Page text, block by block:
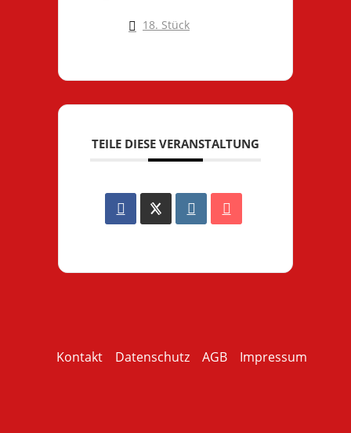
18. Stück
TEILE DIESE VERANSTALTUNG
Kontakt Datenschutz AGB Impressum